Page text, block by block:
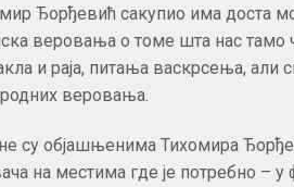
Ђорђевић сакупио има доста
веровања о томе шта нас тамо
и раја, питања васкрсења, али
веровања.
су објашњенима Тихомира
на местима где је потребно – у